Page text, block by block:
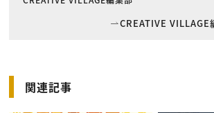
CREATIVE
関連記事